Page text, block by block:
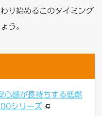
り始めるこのタイミング
う。
心感が長持ちする低燃
シリーズ